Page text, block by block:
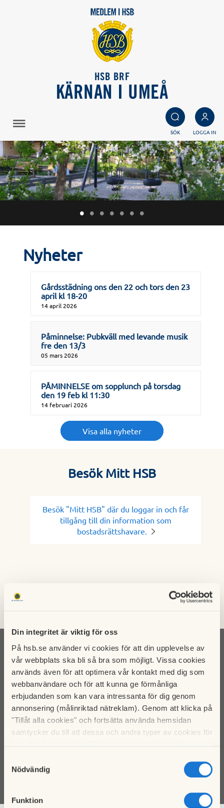
Din integritet är viktig för oss
På hsb.se använder vi cookies för att din upplevelse av
vår webbplats ska bli så bra som möjligt. Vissa cookies
används även för att optimera vår kontakt med dig som
webbanvändare och för att kunna ge förmånliga
erbjudanden som kan vara intressanta för dig genom
annonsering (målinriktad nätreklam). Genom att klicka på
"Tillåt alla cookies" och fortsätta använda hemsidan
samtycker du till att dessa och andra typer av cookies för
cookies och välja att endast tillåta ett urval.
Nödvändig
Funktion
HSB BRF
KÄRNAN I UMEÅ
SÖK LOGGA IN
Nyheter
Gårdsstädning ons den 22 och tors den 23
april kl 18-20
14 april 2026
Påminnelse: Pubkväll med levande musik
fre den 13/3
05 mars 2026
PÅMINNELSE om sopplunch på torsdag
den 19 feb kl 11:30
14 februari 2026
Visa alla nyheter
Besök Mitt HSB
Besök "Mitt HSB" där du loggar in och får
tillgång till din information som
bostadsrättshavare.
Klicka här för att ladda karta